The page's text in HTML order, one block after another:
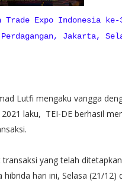
Trade Expo Indonesia
Jakarta,
Lutfi mengaku vangga
laku, TEI-DE berhasil
yang telah
hari ini, Selasa (21/12)